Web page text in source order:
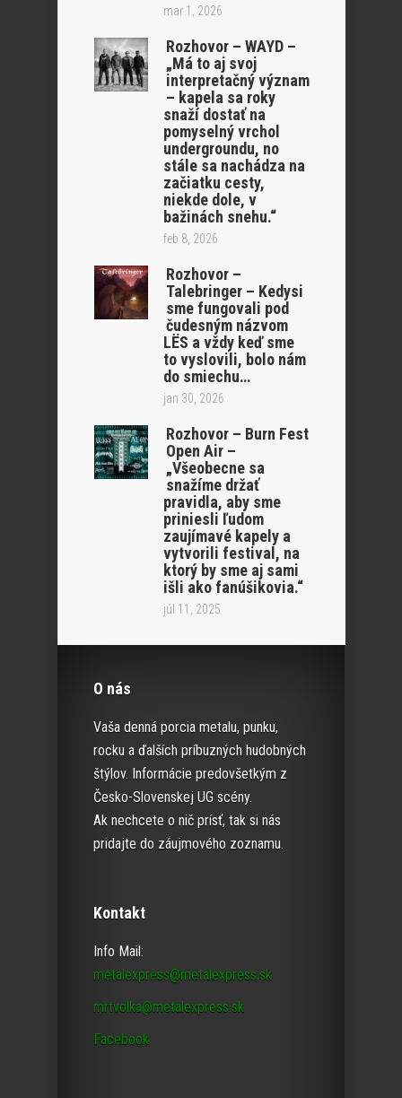
mar 1, 2026
Rozhovor – WAYD –
„Má to aj svoj
interpretačný význam
– kapela sa roky
snaží dostať na
pomyselný vrchol
undergroundu, no
stále sa nachádza na
začiatku cesty,
niekde dole, v
bažinách snehu.“
feb 8, 2026
Rozhovor –
Talebringer – Kedysi
sme fungovali pod
čudesným názvom
LËS a vždy keď sme
to vyslovili, bolo nám
do smiechu…
jan 30, 2026
Rozhovor – Burn Fest
Open Air –
„Všeobecne sa
snažíme držať
pravidla, aby sme
priniesli ľudom
zaujímavé kapely a
vytvorili festival, na
ktorý by sme aj sami
išli ako fanúšikovia.“
júl 11, 2025
O nás
Vaša denná porcia metalu, punku,
rocku a ďalších príbuzných hudobných
štýlov. Informácie predovšetkým z
Česko-Slovenskej UG scény.
Ak nechcete o nič prísť, tak si nás
pridajte do záujmového zoznamu.
Kontakt
Info Mail:
metalexpress@metalexpress.sk
mrtvolka@metalexpress.sk
Facebook